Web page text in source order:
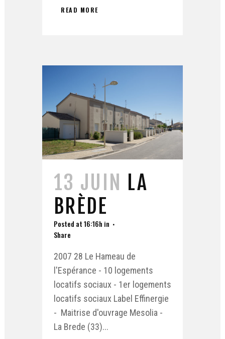
READ MORE
13 JUIN LA
BRÈDE
Posted at 16:16h in
Share
2007 28 Le Hameau de
l'Espérance - 10 logements
locatifs sociaux - 1er logements
locatifs sociaux Label Effinergie
- Maitrise d'ouvrage Mesolia -
La Brede (33)...